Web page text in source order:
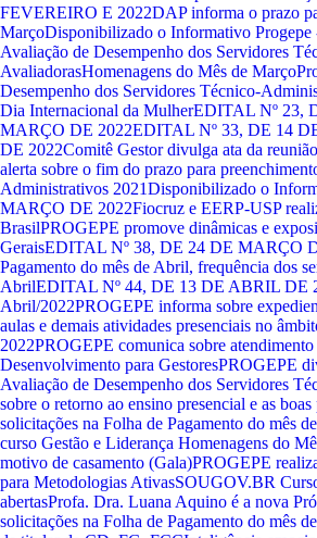
FEVEREIRO E 2022DAP informa o prazo
MarçoDisponibilizado o Informativo Progepe
Avaliação de Desempenho dos Servidores
AvaliadorasHomenagens do Mês de Março
Desempenho dos Servidores Técnico-
Dia Internacional da MulherEDITAL Nº 23,
MARÇO DE 2022EDITAL Nº 33, DE 14
DE 2022Comitê Gestor divulga ata da
alerta sobre o fim do prazo para
Administrativos 2021Disponibilizado o
MARÇO DE 2022Fiocruz e EERP-USP
BrasilPROGEPE promove dinâmicas e
GeraisEDITAL Nº 38, DE 24 DE MARÇO
Pagamento do mês de Abril, frequência dos
AbrilEDITAL Nº 44, DE 13 DE ABRIL DE
Abril/2022PROGEPE informa sobre
aulas e demais atividades presenciais no
2022PROGEPE comunica sobre
Desenvolvimento para GestoresPROGEPE
Avaliação de Desempenho dos Servidores
sobre o retorno ao ensino presencial e as
solicitações na Folha de Pagamento do mês
curso Gestão e Liderança Homenagens do
motivo de casamento (Gala)PROGEPE
para Metodologias AtivasSOUGOV.BR
abertasProfa. Dra. Luana Aquino é a nova
solicitações na Folha de Pagamento do mês